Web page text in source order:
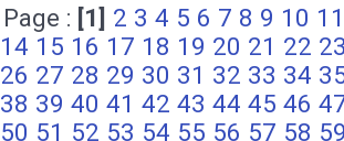
Page : [1] 2 3 4 5 6 7 8 9 10 11
14 15 16 17 18 19 20 21 22
26 27 28 29 30 31 32 33 34
38 39 40 41 42 43 44 45 46
50 51 52 53 54 55 56 57 58